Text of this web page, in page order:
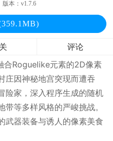
版本：v1.7.6
评论
合Roguelike元素的2D像素
庄因神秘地宫突现而遭吞
险家，深入程序生成的随机
等多样风格的严峻挑战。
武器装备与诱人的像素美食